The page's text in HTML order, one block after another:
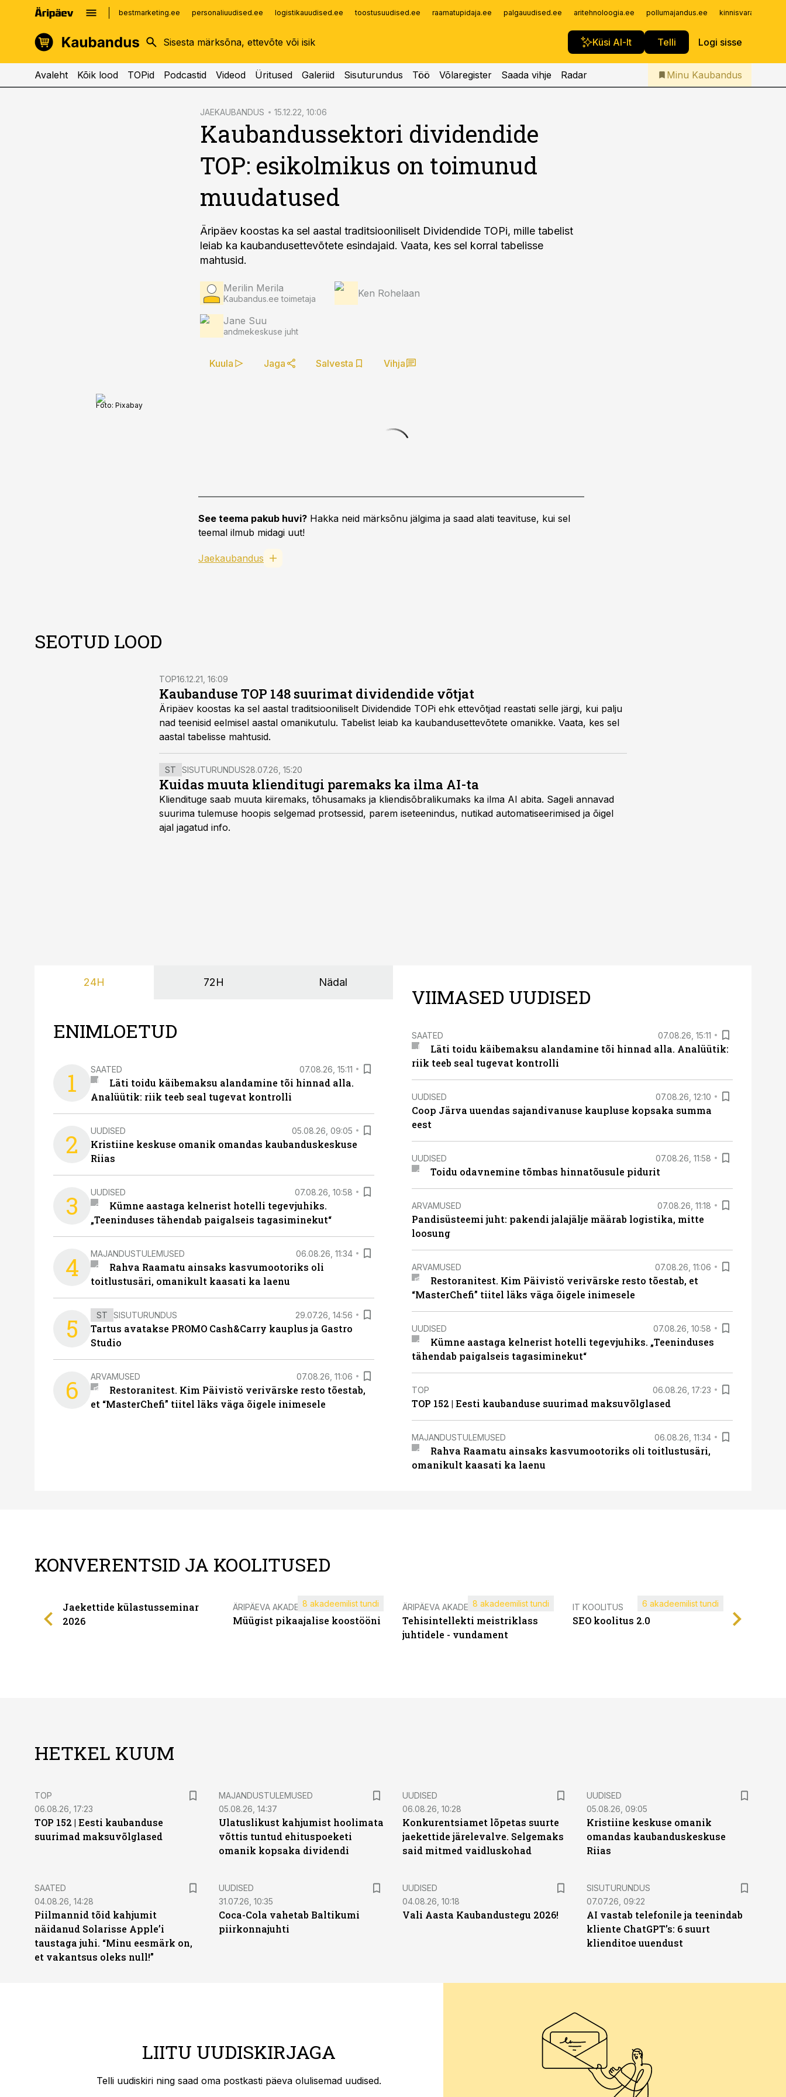
bestmarketing.ee personaliuudised.ee logistikauudised.ee toostusuudised.ee raamatupidaja.ee palgauudised.ee aritehnoloogia.ee pollumajandus.ee
Küsi AI-lt Telli Logi sisse
kinnisvarauudised.ee
logistikauudised.ee
imelineajalugu.ee
Infopank
Iseteenindus
Telli Kaubandus
Avaleht Kõik lood TOPid Podcastid Videod Üritused Galeriid Sisuturundus Töö Võlaregister Saada vihje Radar Minu Kaubandus
JAEKAUBANDUS 15.12.22, 10:06
Kaubandussektori dividendide
TOP: esikolmikus on toimunud
muudatused
Äripäev koostas ka sel aastal traditsiooniliselt Dividendide TOPi, mille tabelist
leiab ka kaubandusettevõtete esindajaid. Vaata, kes sel korral tabelisse
mahtusid.
Merilin Merila
Kaubandus.ee toimetaja Ken Rohelaan
Jane Suu
andmekeskuse juht
Kuula Jaga Salvesta Vihja
Foto: Pixabay
See teema pakub huvi? Hakka neid märksõnu jälgima ja saad alati teavituse, kui sel
teemal ilmub midagi uut!
Jaekaubandus
SEOTUD LOOD
TOP16.12.21, 16:09
Kaubanduse TOP 148 suurimat dividendide võtjat
Äripäev koostas ka sel aastal traditsiooniliselt Dividendide TOPi ehk ettevõtjad reastati selle järgi, kui palju
nad teenisid eelmisel aastal omanikutulu. Tabelist leiab ka kaubandusettevõtete omanikke. Vaata, kes sel
aastal tabelisse mahtusid.
ST SISUTURUNDUS28.07.26, 15:20
Kuidas muuta klienditugi paremaks ka ilma AI-ta
Kliendituge saab muuta kiiremaks, tõhusamaks ja kliendisõbralikumaks ka ilma AI abita. Sageli annavad
suurima tulemuse hoopis selgemad protsessid, parem iseteenindus, nutikad automatiseerimised ja õigel
ajal jagatud info.
24H 72H Nädal
ENIMLOETUD
1 SAATED 07.08.26, 15:11
Läti toidu käibemaksu alandamine tõi hinnad alla.
Analüütik: riik teeb seal tugevat kontrolli
2 UUDISED 05.08.26, 09:05
Kristiine keskuse omanik omandas kaubanduskeskuse
Riias
3 UUDISED 07.08.26, 10:58
Kümne aastaga kelnerist hotelli tegevjuhiks.
„Teeninduses tähendab paigalseis tagasiminekut“
4 MAJANDUSTULEMUSED 06.08.26, 11:34
Rahva Raamatu ainsaks kasvumootoriks oli
toitlustusäri, omanikult kaasati ka laenu
5 ST SISUTURUNDUS 29.07.26, 14:56
Tartus avatakse PROMO Cash&Carry kauplus ja Gastro
Studio
6 ARVAMUSED 07.08.26, 11:06
Restoranitest. Kim Päivistö verivärske resto tõestab,
et “MasterChefi” tiitel läks väga õigele inimesele
VIIMASED UUDISED
SAATED 07.08.26, 15:11
Läti toidu käibemaksu alandamine tõi hinnad alla. Analüütik:
riik teeb seal tugevat kontrolli
UUDISED 07.08.26, 12:10
Coop Järva uuendas sajandivanuse kaupluse kopsaka summa
eest
UUDISED 07.08.26, 11:58
Toidu odavnemine tõmbas hinnatõusule pidurit
ARVAMUSED 07.08.26, 11:18
Pandisüsteemi juht: pakendi jalajälje määrab logistika, mitte
loosung
ARVAMUSED 07.08.26, 11:06
Restoranitest. Kim Päivistö verivärske resto tõestab, et
“MasterChefi” tiitel läks väga õigele inimesele
UUDISED 07.08.26, 10:58
Kümne aastaga kelnerist hotelli tegevjuhiks. „Teeninduses
tähendab paigalseis tagasiminekut“
TOP 06.08.26, 17:23
TOP 152 | Eesti kaubanduse suurimad maksuvõlglased
MAJANDUSTULEMUSED 06.08.26, 11:34
Rahva Raamatu ainsaks kasvumootoriks oli toitlustusäri,
omanikult kaasati ka laenu
KONVERENTSID JA KOOLITUSED
Jaekettide külastusseminar
2026
ÄRIPÄEVA AKADEEMIA
Müügist pikaajalise koostööni
8 akadeemilist tundi ÄRIPÄEVA AKADEEMIA
Tehisintellekti meistriklass
juhtidele - vundament
8 akadeemilist tundi IT KOOLITUS
SEO koolitus 2.0
6 akadeemilist tundi
HETKEL KUUM
TOP
06.08.26, 17:23
TOP 152 | Eesti kaubanduse
suurimad maksuvõlglased
MAJANDUSTULEMUSED
05.08.26, 14:37
Ulatuslikust kahjumist hoolimata
võttis tuntud ehituspoeketi
omanik kopsaka dividendi
UUDISED
06.08.26, 10:28
Konkurentsiamet lõpetas suurte
jaekettide järelevalve. Selgemaks
said mitmed vaidluskohad
UUDISED
05.08.26, 09:05
Kristiine keskuse omanik
omandas kaubanduskeskuse
Riias
SAATED
04.08.26, 14:28
Piilmannid tõid kahjumit
näidanud Solarisse Apple’i
taustaga juhi. “Minu eesmärk on,
et vakantsus oleks null!”
UUDISED
31.07.26, 10:35
Coca-Cola vahetab Baltikumi
piirkonnajuhti
UUDISED
04.08.26, 10:18
Vali Aasta Kaubandustegu 2026!
ST
SISUTURUNDUS
07.07.26, 09:22
AI vastab telefonile ja teenindab
kliente ChatGPT’s: 6 suurt
klienditoe uuendust
LIITU UUDISKIRJAGA
Telli uudiskiri ning saad oma postkasti päeva olulisemad uudised.